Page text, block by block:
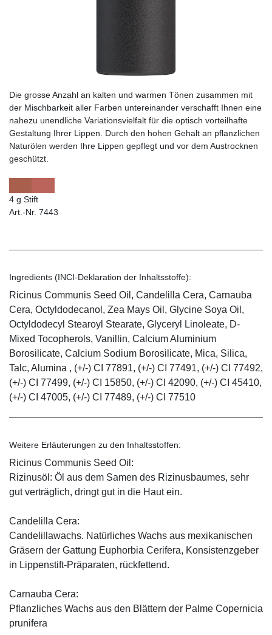
Die grosse Anzahl an kalten und warmen Tönen zusammen mit
der Mischbarkeit aller Farben untereinander verschafft Ihnen eine
nahezu unendliche Variationsvielfalt für die optisch vorteilhafte
Gestaltung Ihrer Lippen. Durch den hohen Gehalt an pflanzlichen
Naturölen werden Ihre Lippen gepflegt und vor dem Austrocknen
geschützt.
4 g Stift
Art.-Nr. 7443
Ingredients (INCI-Deklaration der Inhaltsstoffe):
Ricinus Communis Seed Oil, Candelilla Cera, Carnauba
Cera, Octyldodecanol, Zea Mays Oil, Glycine Soya Oil,
Octyldodecyl Stearoyl Stearate, Glyceryl Linoleate, D-
Mixed Tocopherols, Vanillin, Calcium Aluminium
Borosilicate, Calcium Sodium Borosilicate, Mica, Silica,
Talc, Alumina , (+/-) CI 77891, (+/-) CI 77491, (+/-) CI 77492,
(+/-) CI 77499, (+/-) CI 15850, (+/-) CI 42090, (+/-) CI 45410,
(+/-) CI 47005, (+/-) CI 77489, (+/-) CI 77510
Weitere Erläuterungen zu den Inhaltsstoffen:
Ricinus Communis Seed Oil:
Rizinusöl: Öl aus dem Samen des Rizinusbaumes, sehr
gut verträglich, dringt gut in die Haut ein.
Candelilla Cera:
Candelillawachs. Natürliches Wachs aus mexikanischen
Gräsern der Gattung Euphorbia Cerifera, Konsistenzgeber
in Lippenstift-Präparaten, rückfettend.
Carnauba Cera:
Pflanzliches Wachs aus den Blättern der Palme Copernicia
prunifera